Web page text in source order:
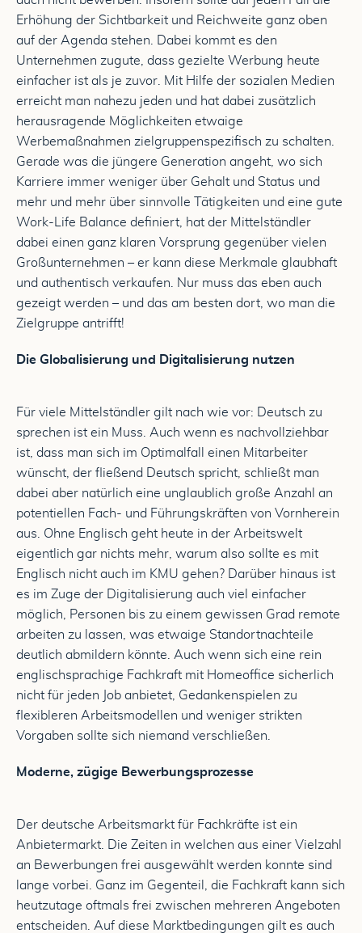
Erhöhung der Sichtbarkeit und Reichweite ganz oben
auf der Agenda stehen. Dabei kommt es den
Unternehmen zugute, dass gezielte Werbung heute
einfacher ist als je zuvor. Mit Hilfe der sozialen Medien
erreicht man nahezu jeden und hat dabei zusätzlich
herausragende Möglichkeiten etwaige
Werbemaßnahmen zielgruppenspezifisch zu schalten.
Gerade was die jüngere Generation angeht, wo sich
Karriere immer weniger über Gehalt und Status und
mehr und mehr über sinnvolle Tätigkeiten und eine gute
Work-Life Balance definiert, hat der Mittelständler
dabei einen ganz klaren Vorsprung gegenüber vielen
Großunternehmen – er kann diese Merkmale glaubhaft
und authentisch verkaufen. Nur muss das eben auch
gezeigt werden – und das am besten dort, wo man die
Zielgruppe antrifft!
Die Globalisierung und Digitalisierung nutzen
Für viele Mittelständler gilt nach wie vor: Deutsch zu
sprechen ist ein Muss. Auch wenn es nachvollziehbar
ist, dass man sich im Optimalfall einen Mitarbeiter
wünscht, der fließend Deutsch spricht, schließt man
dabei aber natürlich eine unglaublich große Anzahl an
potentiellen Fach- und Führungskräften von Vornherein
aus. Ohne Englisch geht heute in der Arbeitswelt
eigentlich gar nichts mehr, warum also sollte es mit
Englisch nicht auch im KMU gehen? Darüber hinaus ist
es im Zuge der Digitalisierung auch viel einfacher
möglich, Personen bis zu einem gewissen Grad remote
arbeiten zu lassen, was etwaige Standortnachteile
deutlich abmildern könnte. Auch wenn sich eine rein
englischsprachige Fachkraft mit Homeoffice sicherlich
nicht für jeden Job anbietet, Gedankenspielen zu
flexibleren Arbeitsmodellen und weniger strikten
Vorgaben sollte sich niemand verschließen.
Moderne, zügige Bewerbungsprozesse
Der deutsche Arbeitsmarkt für Fachkräfte ist ein
Anbietermarkt. Die Zeiten in welchen aus einer Vielzahl
an Bewerbungen frei ausgewählt werden konnte sind
lange vorbei. Ganz im Gegenteil, die Fachkraft kann sich
heutzutage oftmals frei zwischen mehreren Angeboten
entscheiden. Auf diese Marktbedingungen gilt es auch